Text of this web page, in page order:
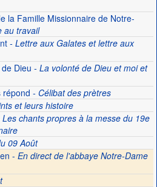
la Famille Missionnaire de Notre-
au travail
- Lettre aux Galates et lettre aux
Dieu - La volonté de Dieu et moi et
répond - Célibat des prètres
et leurs histoire
chants propres à la messe du 19e
09 Août
- En direct de l'abbaye Notre-Dame